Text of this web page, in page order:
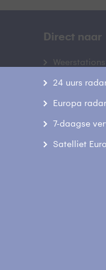
Direct naar
Weerstations
24 uurs
Europa radar
7-daagse
Satelliet